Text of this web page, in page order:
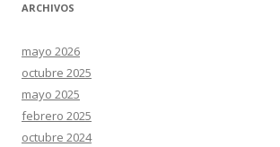
ARCHIVOS
mayo 2026
octubre 2025
mayo 2025
febrero 2025
octubre 2024